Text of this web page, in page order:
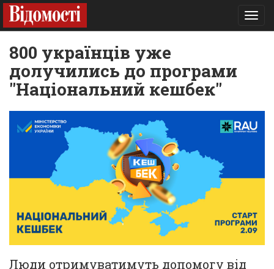
800 українців уже
долучились до програми
"Національний кешбек"
Люди отримуватимуть допомогу від